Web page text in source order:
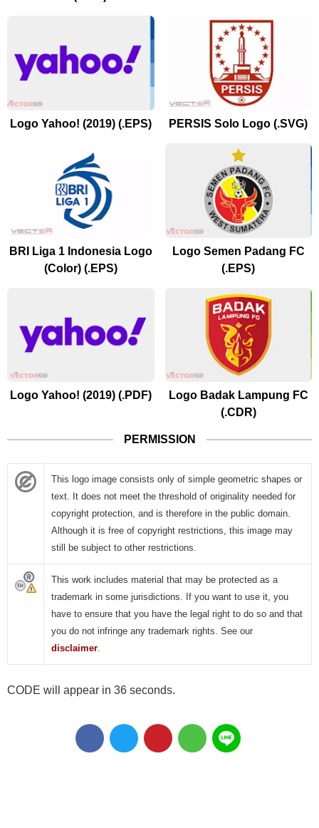
Logo Yahoo! (2019) (.EPS) PERSIS Solo Logo (.SVG)
BRI Liga 1 Indonesia Logo
(Color) (.EPS)
Logo Semen Padang FC
(.EPS)
Logo Yahoo! (2019) (.PDF)
Logo Badak Lampung FC
(.CDR)
PERMISSION
This logo image consists only of simple geometric shapes or
text. It does not meet the threshold of originality needed for
copyright protection, and is therefore in the public domain.
Although it is free of copyright restrictions, this image may
still be subject to other restrictions.
This work includes material that may be protected as a
trademark in some jurisdictions. If you want to use it, you
have to ensure that you have the legal right to do so and that
you do not infringe any trademark rights. See our
disclaimer.
CODE will appear in 36 seconds.